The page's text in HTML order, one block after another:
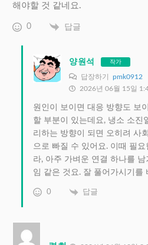
해야할 것 같네요.
0 답글
양원석 작가
답장하기 pmk0912
2026년 06월 15일
원인이 보이면 대응 방향도 보
할 부분이 있는데요, 냉소 소진
리하는 방향이 되면 오히려 사
으로 빠질 수 있어요. 이때 필
라, 아주 가벼운 연결 하나를
임 같은 것요. 잘 풀어가시기를
0 답글